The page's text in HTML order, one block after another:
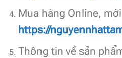
Mua hàng Online,
https://
Thông tin về sản